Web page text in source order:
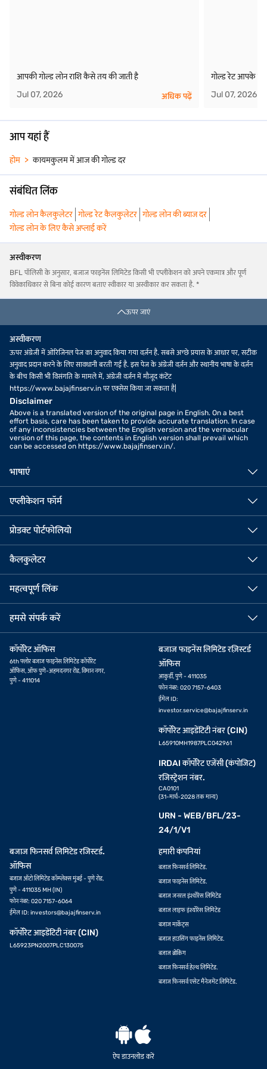
आपकी गोल्ड लोन राशि कैसे तय की जाती है
Jul 07, 2026
अधिक पढ़ें
गोल्ड रेट आपके
Jul 07, 2026
आप यहां हैं
होम कायमकुलम में आज की गोल्ड दर
संबंधित लिंक
गोल्ड लोन कैलकुलेटर गोल्ड रेट कैलकुलेटर गोल्ड लोन की ब्याज दर
गोल्ड लोन के लिए कैसे अप्लाई करें
अस्वीकरण
BFL पॉलिसी के अनुसार, बजाज फाइनेंस लिमिटेड किसी भी एप्लीकेशन को अपने एकमात्र और पूर्ण
विवेकाधिकार से बिना कोई कारण बताए स्वीकार या अस्वीकार कर सकता है. *
ऊपर जाएं
अस्वीकरण
ऊपर अंग्रेजी में ओरिजिनल पेज का अनुवाद किया गया वर्ज़न है. सबसे अच्छे प्रयास के आधार पर, सटीक
अनुवाद प्रदान करने के लिए सावधानी बरती गई है. इस पेज के अंग्रेजी वर्ज़न और स्थानीय भाषा के वर्ज़न
के बीच किसी भी विसंगति के मामले में, अंग्रेजी वर्ज़न में मौजूद कंटेंट
https://www.bajajfinserv.in पर एक्सेस किया जा सकता है|
Disclaimer
Above is a translated version of the original page in English. On a best
effort basis, care has been taken to provide accurate translation. In case
of any inconsistencies between the English version and the vernacular
version of this page, the contents in English version shall prevail which
can be accessed on https://www.bajajfinserv.in/.
भाषाएं
एप्लीकेशन फॉर्म
प्रोडक्ट पोर्टफोलियो
कैलकुलेटर
महत्वपूर्ण लिंक
हमसे संपर्क करें
कॉर्पोरेट ऑफिस
6th फ्लोर बजाज फाइनेंस लिमिटेड कॉर्पोरेट
ऑफिस, ऑफ पुणे-अहमदनगर रोड, विमान नगर,
पुणे - 411014
बजाज फाइनेंस लिमिटेड रज़िस्टर्ड
ऑफिस
आकुर्डी, पुणे - 411035
फोन नंबर: 020 7157-6403
ईमेल ID:
investor.service@bajajfinserv.in
कॉर्पोरेट आइडेंटिटी नंबर (CIN)
L65910MH1987PLC042961
IRDAI कॉर्पोरेट एजेंसी (कंपोजिट)
रजिस्ट्रेशन नंबर.
CA0101
(31-मार्च-2028 तक मान्य)
URN - WEB/BFL/23-
24/1/V1
बजाज फिनसर्व लिमिटेड रजिस्टर्ड.
ऑफिस
बजाज ऑटो लिमिटेड कॉम्प्लेक्स मुंबई - पुणे रोड,
पुणे - 411035 MH (IN)
फोन नंबर: 020 7157-6064
ईमेल ID: investors@bajajfinserv.in
कॉर्पोरेट आइडेंटिटी नंबर (CIN)
L65923PN2007PLC130075
हमारी कंपनियां
बजाज फिनसर्व लिमिटेड.
बजाज फाइनेंस लिमिटेड.
बजाज जनरल इंश्योरेंस लिमिटेड
बजाज लाइफ इंश्योरेंस लिमिटेड
बजाज मार्केट्स
बजाज हाउसिंग फाइनेंस लिमिटेड.
बजाज ब्रोकिंग
बजाज फिनसर्व हेल्थ लिमिटेड.
बजाज फिनसर्व एसेट मैनेजमेंट लिमिटेड.
ऐप डाउनलोड करें